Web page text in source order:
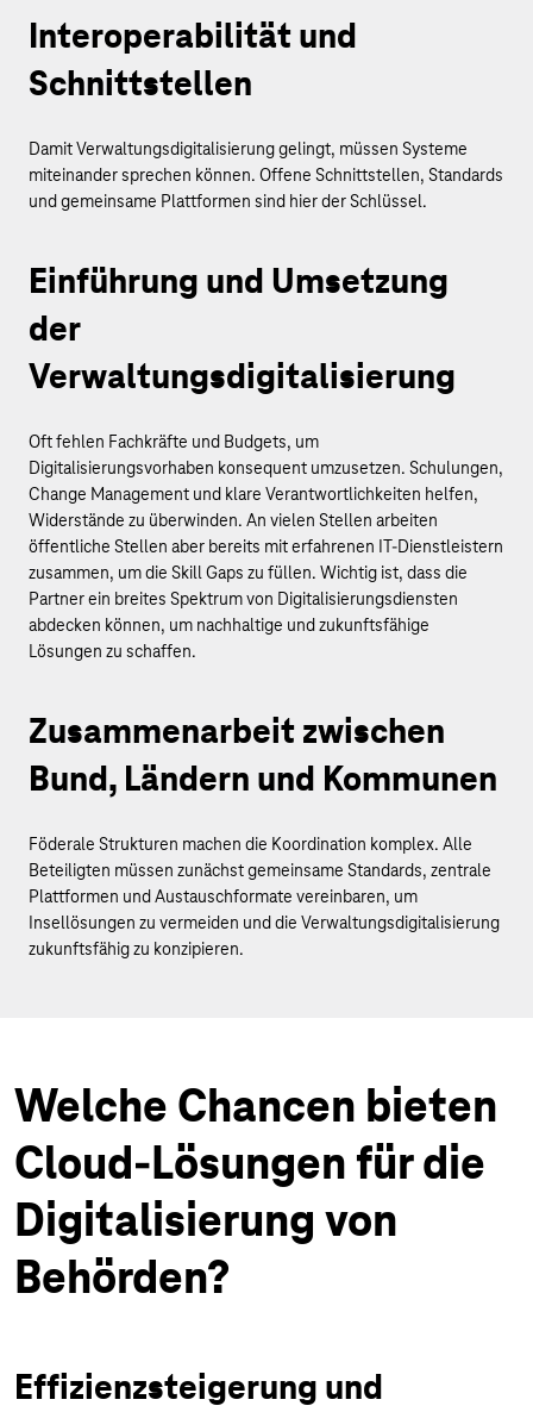
Interoperabilität und
Schnittstellen
Damit Verwaltungsdigitalisierung gelingt, müssen Systeme
miteinander sprechen können. Offene Schnittstellen, Standards
und gemeinsame Plattformen sind hier der Schlüssel.
Einführung und Umsetzung
der
Verwaltungsdigitalisierung
Oft fehlen Fachkräfte und Budgets, um
Digitalisierungsvorhaben konsequent umzusetzen. Schulungen,
Change Management und klare Verantwortlichkeiten helfen,
Widerstände zu überwinden. An vielen Stellen arbeiten
öffentliche Stellen aber bereits mit erfahrenen IT-Dienstleistern
zusammen, um die Skill Gaps zu füllen. Wichtig ist, dass die
Partner ein breites Spektrum von Digitalisierungsdiensten
abdecken können, um nachhaltige und zukunftsfähige
Lösungen zu schaffen.
Zusammenarbeit zwischen
Bund, Ländern und Kommunen
Föderale Strukturen machen die Koordination komplex. Alle
Beteiligten müssen zunächst gemeinsame Standards, zentrale
Plattformen und Austauschformate vereinbaren, um
Insellösungen zu vermeiden und die Verwaltungsdigitalisierung
zukunftsfähig zu konzipieren.
Welche Chancen bieten
Cloud-Lösungen für die
Digitalisierung von
Behörden?
Effizienzsteigerung und